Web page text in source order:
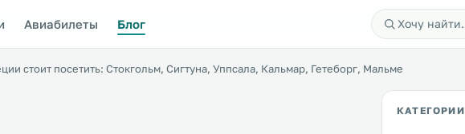
Авиабилеты Блог
стоит посетить: Стокгольм, Сигтуна, Уппсала, Кальмар, Гетеборг, Мальме
КАТЕГОРИИ